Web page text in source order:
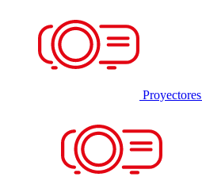
Proyectores